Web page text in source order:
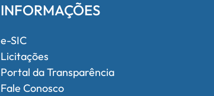
INFORMAÇÕES
e-SIC
Licitações
Portal da Transparência
Fale Conosco